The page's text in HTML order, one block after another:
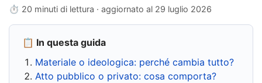
⏱ 20 minuti di lettura · aggiornato al 29 luglio 2026
📋 In questa guida
Materiale o ideologica: perché cambia tutto?
Atto pubblico o privato: cosa comporta?